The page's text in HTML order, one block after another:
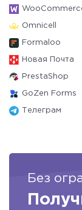
Omnicell
Formaloo
Новая Почта
PrestaShop
GoZen Forms
Телеграм
Без